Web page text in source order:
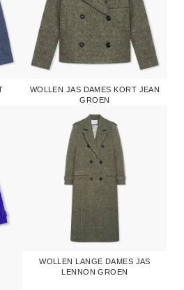
WOLLEN JAS DAMES KORT JEAN
GROEN
WOLLEN LANGE DAMES JAS
LENNON GROEN